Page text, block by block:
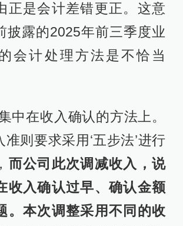
正是会计差错更正。这意
披露的2025年前三季度业
会计处理方法是不恰当
中在收入确认的方法上。
则要求采用‘五步法’进行
而公司此次调减收入，说
收入确认过早、确认金额
。本次调整采用不同的收